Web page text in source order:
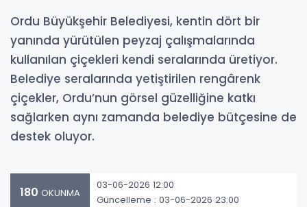
Ordu Büyükşehir Belediyesi, kentin dört bir
yanında yürütülen peyzaj çalışmalarında
kullanılan çiçekleri kendi seralarında üretiyor.
Belediye seralarında yetiştirilen rengârenk
çiçekler, Ordu’nun görsel güzelliğine katkı
sağlarken aynı zamanda belediye bütçesine de
destek oluyor.
180 OKUNMA
03-06-2026 12:00
Güncelleme : 03-06-2026 23:00